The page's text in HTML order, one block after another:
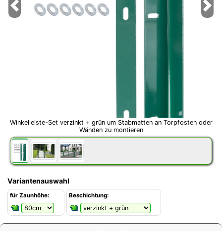
Winkelleiste-Set verzinkt + grün um Stabmatten an Torpfosten oder
Wänden zu montieren
Previous Next
Variantenauswahl
für Zaunhöhe: Beschichtung: